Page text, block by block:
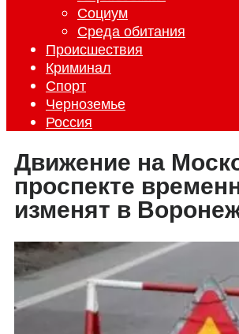
Социум
Среда обитания
Происшествия
Криминал
Спорт
Черноземье
Россия
Движение на
проспекте
изменят в